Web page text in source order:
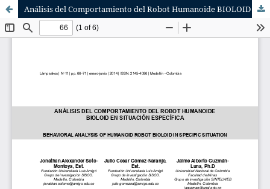
Análisis del Comportamiento del Robot Humanoide BIOLOID en Situación Específica